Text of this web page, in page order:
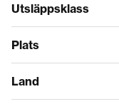
Utsläppsklass
Plats
Land